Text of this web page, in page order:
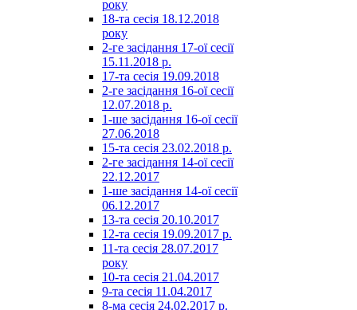
року
18-та сесія 18.12.2018
року
2-ге засідання 17-ої сесії
15.11.2018 р.
17-та сесія 19.09.2018
2-ге засідання 16-ої сесії
12.07.2018 р.
1-ше засідання 16-ої сесії
27.06.2018
15-та сесія 23.02.2018 р.
2-ге засідання 14-ої сесії
22.12.2017
1-ше засідання 14-ої сесії
06.12.2017
13-та сесія 20.10.2017
12-та сесія 19.09.2017 р.
11-та сесія 28.07.2017
року
10-та сесія 21.04.2017
9-та сесія 11.04.2017
8-ма сесія 24.02.2017 р.